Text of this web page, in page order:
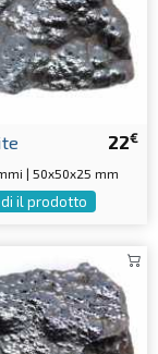
22€
| 50x50x25 mm
il prodotto